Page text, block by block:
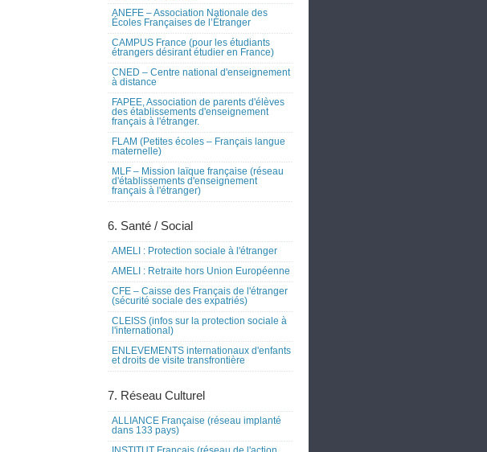
ANEFE – Association Nationale des
Écoles Françaises de l’Étranger
CAMPUS France (pour les étudiants
étrangers désirant étudier en France)
CNED – Centre national d'enseignement
à distance
FAPEE, Association de parents d'élèves
des établissements d'enseignement
français à l'étranger.
FLAM (Petites écoles – Français langue
maternelle)
MLF – Mission laïque française (réseau
d'établissements d'enseignement
français à l'étranger)
6. Santé / Social
AMELI : Protection sociale à l'étranger
AMELI : Retraite hors Union Européenne
CFE – Caisse des Français de l'étranger
(sécurité sociale des expatriés)
CLEISS (infos sur la protection sociale à
l'international)
ENLEVEMENTS internationaux d'enfants
et droits de visite transfrontière
7. Réseau Culturel
ALLIANCE Française (réseau implanté
dans 133 pays)